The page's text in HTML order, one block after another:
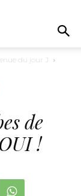
du jour J
de
!